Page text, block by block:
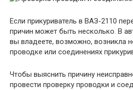
Если прикуриватель в ВАЗ-2110
причин может быть несколько. В
вы владеете, возможно, возникла
проводке или соединениях
Чтобы выяснить причину
провести проверку проводки и